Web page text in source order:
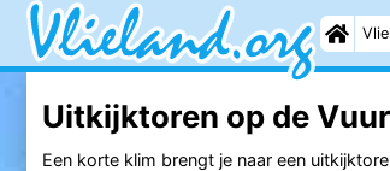
Uitkijktoren op de
Een korte klim brengt je naar een